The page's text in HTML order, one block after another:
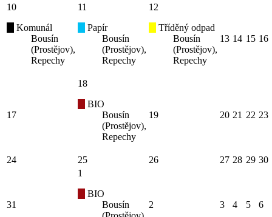
10
Komunál
Bousín
(Prostějov),
Repechy
11
Papír
Bousín
(Prostějov),
Repechy
12
Tříděný odpad
Bousín
(Prostějov),
Repechy
13 14 15 16
17
18
BIO
Bousín
(Prostějov),
Repechy
19 20 21 22 23
24 25 26 27 28 29 30
31
1
BIO
Bousín
2 3 4 5 6